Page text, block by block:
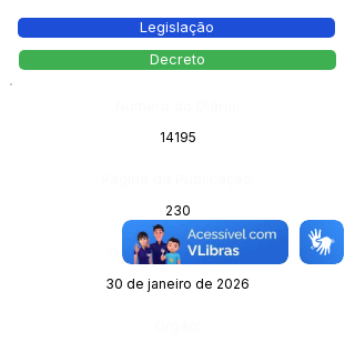
Legislação
Decreto
14195
230
Data da Publicação:
30 de janeiro de 2026